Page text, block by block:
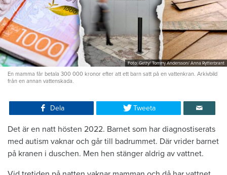
Foto: Getty/ Tommy Andersson/ Anna Rytterbrant
En mamma får betala 300 000 kronor efter att ett barn satt på en vattenkran. Arkivbild
från en annan vattenskada.
Dela Tweeta
Det är en natt hösten 2022. Barnet som har diagnostiserats
med autism vaknar och går till badrummet. Där vrider barnet
på kranen i duschen. Men hen stänger aldrig av vattnet.